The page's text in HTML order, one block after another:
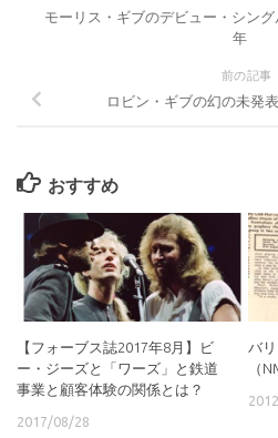
モーリス・ギブのデビュー・シン
年
前の記事
ロビン・ギブの幻の未発
おすすめ
【フォーブス誌2017年8月】ビ
ー・ジーズと「ワーズ」と鉄道
事業と顧客体験の関係とは？
2017/08/28
バ
（